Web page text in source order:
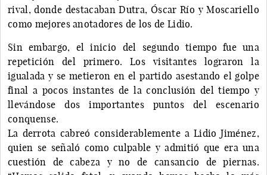
rival, donde destacaban Dutra, Óscar Río y Moscariello
como mejores anotadores de los de Lidio.
Sin embargo, el inicio del segundo tiempo fue una
repetición del primero. Los visitantes lograron la
igualada y se metieron en el partido asestando el golpe
final a pocos instantes de la conclusión del tiempo y
llevándose dos importantes puntos del escenario
conquense.
La derrota cabreó considerablemente a Lidio Jiménez,
quien se señaló como culpable y admitió que era una
cuestión de cabeza y no de cansancio de piernas.